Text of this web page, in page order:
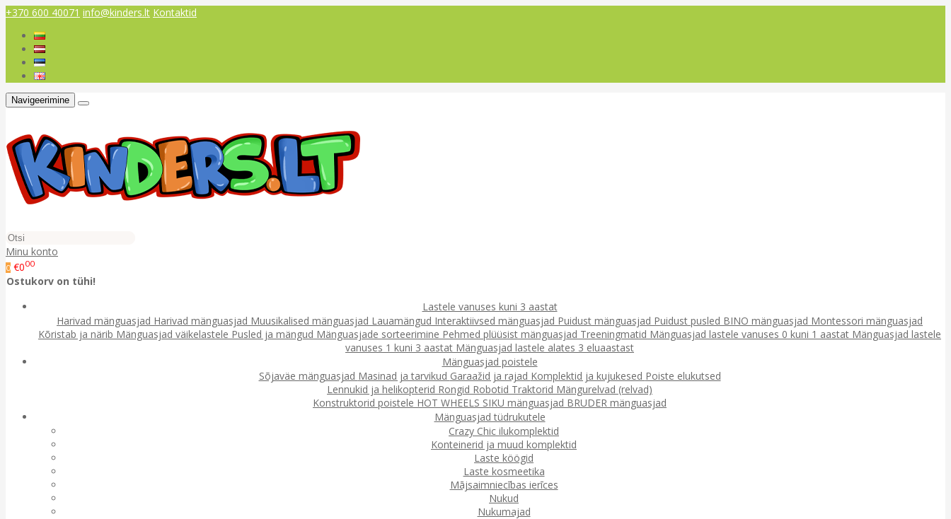
+370 600 40071 info@kinders.lt Kontaktid
Navigeerimine
Minu konto
0 €000
Ostukorv on tühi!
Lastele vanuses kuni 3 aastat
Harivad mänguasjad Harivad mänguasjad Muusikalised mänguasjad Lauamängud Interaktiivsed mänguasjad Puidust mänguasjad Puidust pusled BINO mänguasjad Montessori mänguasjad
Kõristab ja närib Mänguasjad väikelastele Pusled ja mängud Mänguasjade sorteerimine Pehmed plüüsist mänguasjad Treeningmatid Mänguasjad lastele vanuses 0 kuni 1 aastat Mänguasjad lastele
vanuses 1 kuni 3 aastat Mänguasjad lastele alates 3 eluaastast
Mänguasjad poistele
Sõjaväe mänguasjad Masinad ja tarvikud Garaažid ja rajad Komplektid ja kujukesed Poiste elukutsed
Lennukid ja helikopterid Rongid Robotid Traktorid Mängurelvad (relvad)
Konstruktorid poistele HOT WHEELS SIKU mänguasjad BRUDER mänguasjad
Mänguasjad tüdrukutele
Crazy Chic ilukomplektid
Konteinerid ja muud komplektid
Laste köögid
Laste kosmeetika
Mājsaimniecības ierīces
Nukud
Nukumajad